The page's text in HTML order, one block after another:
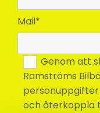
Mail*
Genom att
Ramströms
och återkoppla